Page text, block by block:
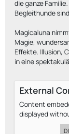
die ganze
Begleithunde
Magicaluna
Magie,
Effekte. Illusion,
in eine
External
Content
displayed